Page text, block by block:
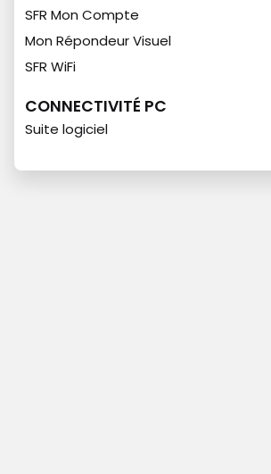
SFR Mon Compte
Mon Répondeur Visuel
SFR WiFi
CONNECTIVITÉ PC
Suite logiciel